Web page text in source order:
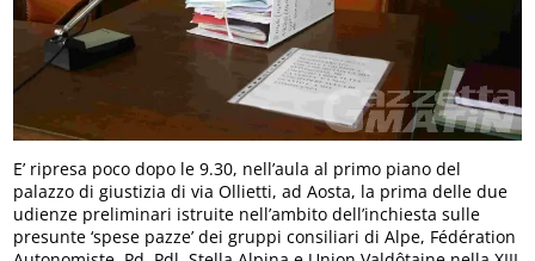
E’ ripresa poco dopo le 9.30, nell’aula al primo piano del
palazzo di giustizia di via Ollietti, ad Aosta, la prima delle due
udienze preliminari istruite nell’ambito dell’inchiesta sulle
presunte ‘spese pazze’ dei gruppi consiliari di Alpe, Fédération